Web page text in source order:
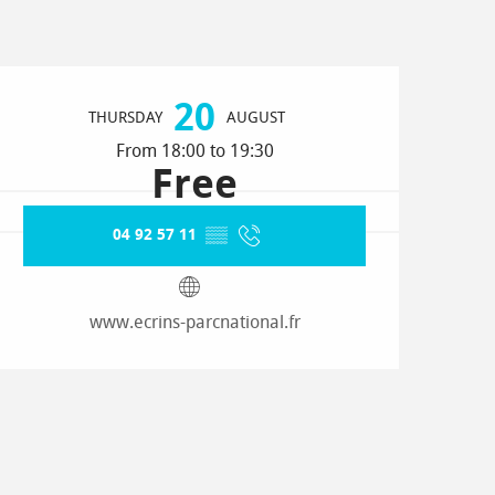
hours & contact
THURSDAY 20 AUGUST
From 18:00 to 19:30
Free
04 92 57 11 ▒▒
www.ecrins-parcnational.fr